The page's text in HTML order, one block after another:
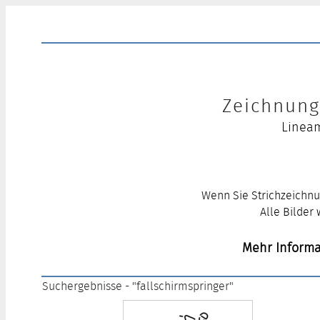
Wenn Sie
Alle Bilder
Mehr
Suchergebnisse - "fallschirmspringer"